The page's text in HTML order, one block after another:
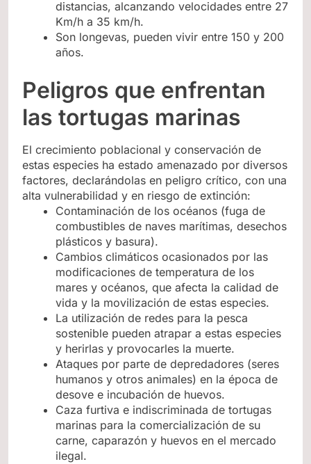
distancias, alcanzando velocidades entre 27
Km/h a 35 km/h.
Son longevas, pueden vivir entre 150 y 200
años.
Peligros que enfrentan
las tortugas marinas
El crecimiento poblacional y conservación de
estas especies ha estado amenazado por diversos
factores, declarándolas en peligro crítico, con una
alta vulnerabilidad y en riesgo de extinción:
Contaminación de los océanos (fuga de
combustibles de naves marítimas, desechos
plásticos y basura).
Cambios climáticos ocasionados por las
modificaciones de temperatura de los
mares y océanos, que afecta la calidad de
vida y la movilización de estas especies.
La utilización de redes para la pesca
sostenible pueden atrapar a estas especies
y herirlas y provocarles la muerte.
Ataques por parte de depredadores (seres
humanos y otros animales) en la época de
desove e incubación de huevos.
Caza furtiva e indiscriminada de tortugas
marinas para la comercialización de su
carne, caparazón y huevos en el mercado
ilegal.